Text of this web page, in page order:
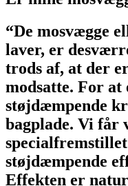
“De mosvægge
laver, er
trods af, at der
modsatte. For
støjdæmpende
bagplade. Vi får
støjdæmpende
Effekten er